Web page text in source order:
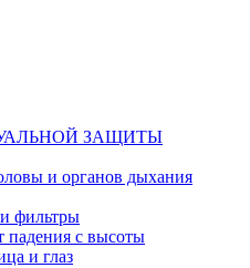
ЗАЩИТЫ
и органов дыхания
фильтры
падения с высоты
и глаз